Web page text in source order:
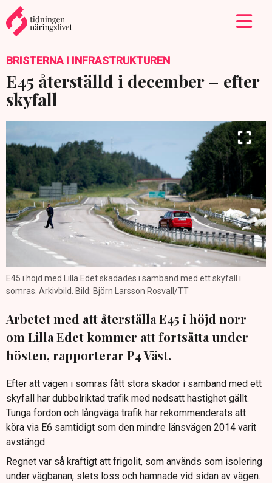
BRISTERNA I INFRASTRUKTUREN
E45 återställd i december – efter
skyfall
E45 i höjd med Lilla Edet skadades i samband med ett skyfall i
somras. Arkivbild. Bild: Björn Larsson Rosvall/TT
Arbetet med att återställa E45 i höjd norr
om Lilla Edet kommer att fortsätta under
hösten, rapporterar P4 Väst.
Efter att vägen i somras fått stora skador i samband med ett
skyfall har dubbelriktad trafik med nedsatt hastighet gällt.
Tunga fordon och långväga trafik har rekommenderats att
köra via E6 samtidigt som den mindre länsvägen 2014 varit
avstängd.
Regnet var så kraftigt att frigolit, som används som isolering
under vägbanan, slets loss och hamnade vid sidan av vägen.